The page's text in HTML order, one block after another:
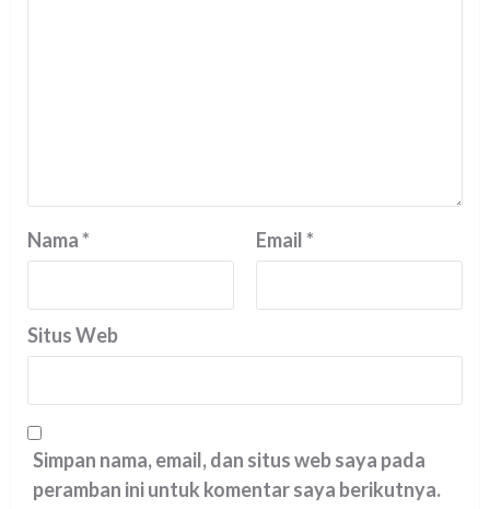
Nama* Email*
Situs Web
Simpan nama, email, dan situs web saya pada
peramban ini untuk komentar saya berikutnya.